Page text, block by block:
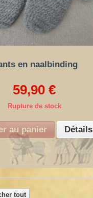
en naalbinding
59,90 €
Rupture de stock
au panier Détails
tout